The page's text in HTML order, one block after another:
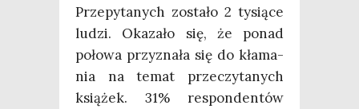
Prze­py­ta­nych zosta­ło 2 tysią­ce
ludzi. Oka­za­ło się, że ponad
poło­wa przy­zna­ła się do kła­ma­
nia na temat prze­czy­ta­nych
ksią­żek. 31% respon­den­tów